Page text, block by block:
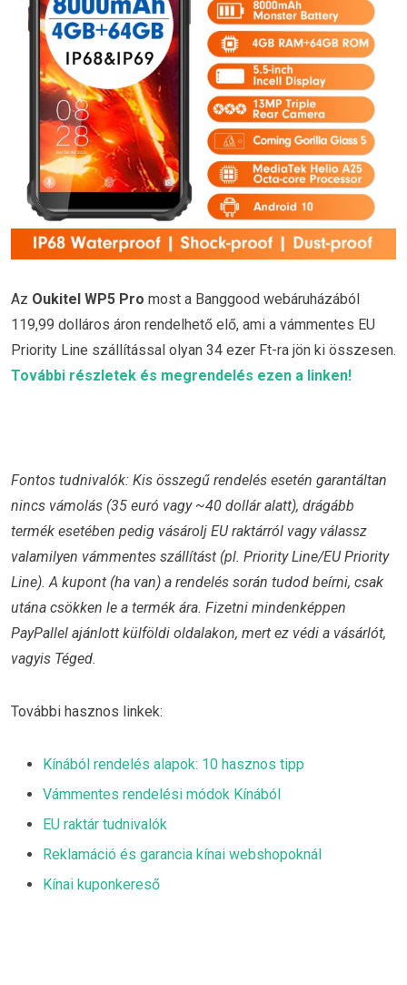
Az Oukitel WP5 Pro most a Banggood webáruházából
119,99 dolláros áron rendelhető elő, ami a vámmentes EU
Priority Line szállítással olyan 34 ezer Ft-ra jön ki összesen.
További részletek és megrendelés ezen a linken!
Fontos tudnivalók: Kis összegű rendelés esetén garantáltan
nincs vámolás (35 euró vagy ~40 dollár alatt), drágább
termék esetében pedig vásárolj EU raktárról vagy válassz
valamilyen vámmentes szállítást (pl. Priority Line/EU Priority
Line). A kupont (ha van) a rendelés során tudod beírni, csak
utána csökken le a termék ára. Fizetni mindenképpen
PayPallel ajánlott külföldi oldalakon, mert ez védi a vásárlót,
vagyis Téged.
További hasznos linkek:
Kínából rendelés alapok: 10 hasznos tipp
Vámmentes rendelési módok Kínából
EU raktár tudnivalók
Reklamáció és garancia kínai webshopoknál
Kínai kuponkereső